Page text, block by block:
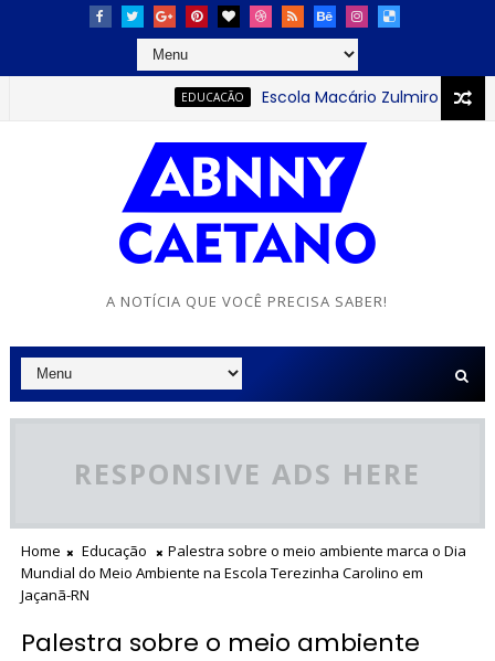
EDUCACÃO Escola Macário Zulmiro se
A NOTÍCIA QUE VOCÊ PRECISA SABER!
RESPONSIVE ADS HERE
Home Educação
Palestra sobre o meio ambiente marca o Dia
Mundial do Meio Ambiente na Escola Terezinha Carolino em
Jaçanã-RN
Palestra sobre o meio ambiente